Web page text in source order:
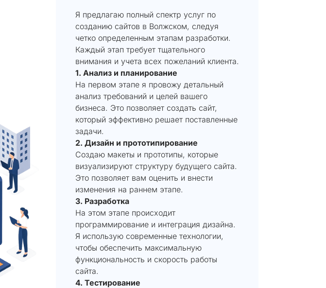
Я предлагаю полный спектр услуг по
созданию сайтов в Волжском, следуя
четко определенным этапам разработки.
Каждый этап требует тщательного
внимания и учета всех пожеланий клиента.
1. Анализ и планирование
На первом этапе я провожу детальный
анализ требований и целей вашего
бизнеса. Это позволяет создать сайт,
который эффективно решает поставленные
задачи.
2. Дизайн и прототипирование
Создаю макеты и прототипы, которые
визуализируют структуру будущего сайта.
Это позволяет вам оценить и внести
изменения на раннем этапе.
3. Разработка
На этом этапе происходит
программирование и интеграция дизайна.
Я использую современные технологии,
чтобы обеспечить максимальную
функциональность и скорость работы
сайта.
4. Тестирование